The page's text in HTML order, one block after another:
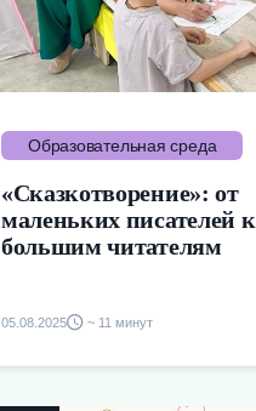
Образовательная среда
«Сказкотворение»: от
маленьких писателей к
большим читателям
05.08.2025 ~ 11 минут